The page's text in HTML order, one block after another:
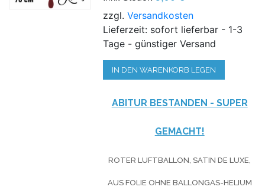
zzgl.Versandkosten
Lieferzeit: sofort lieferbar - 1-3
Tage - günstiger Versand
IN DEN WARENKORB LEGEN
ABITUR BESTANDEN - SUPER
GEMACHT!
ROTER LUFTBALLON, SATIN DE LUXE,
AUS FOLIE OHNE BALLONGAS-HELIUM